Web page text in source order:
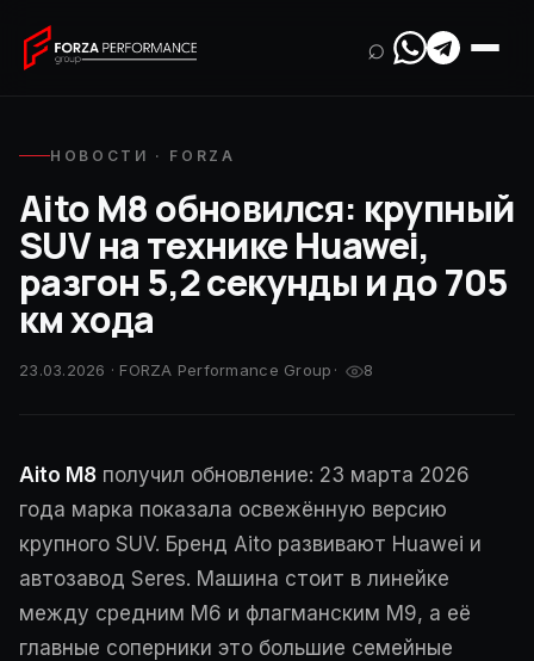
⌕
НОВОСТИ · FORZA
Aito M8 обновился: крупный
SUV на технике Huawei,
разгон 5,2 секунды и до 705
км хода
23.03.2026 · FORZA Performance Group · 8
Aito M8 получил обновление: 23 марта 2026
года марка показала освежённую версию
крупного SUV. Бренд Aito развивают Huawei и
автозавод Seres. Машина стоит в линейке
между средним M6 и флагманским M9, а её
главные соперники это большие семейные